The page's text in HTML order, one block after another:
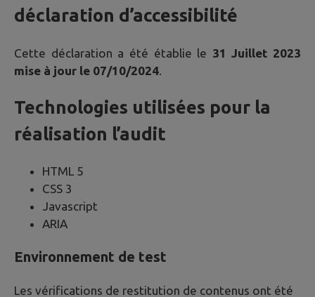
déclaration d’accessibilité
Cette déclaration a été établie le 31 Juillet 2023
mise à jour le 07/10/2024
Technologies utilisées pour la
réalisation l’audit
HTML 5
CSS 3
Javascript
ARIA
Environnement de test
Les vérifications de restitution de contenus ont été